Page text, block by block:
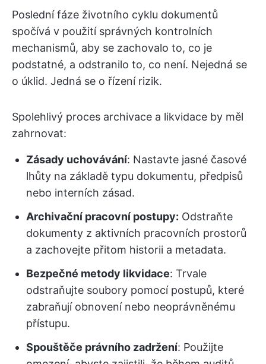
Poslední fáze životního cyklu dokumentů
spočívá v použití správných kontrolních
mechanismů, aby se zachovalo to, co je
podstatné, a odstranilo to, co není. Nejedná se
o úklid. Jedná se o řízení rizik.
Spolehlivý proces archivace a likvidace by měl
zahrnovat:
Zásady uchovávání: Nastavte jasné časové
lhůty na základě typu dokumentu, předpisů
nebo interních zásad.
Archivační pracovní postupy: Odstraňte
dokumenty z aktivních pracovních prostorů
a zachovejte přitom historii a metadata.
Bezpečné metody likvidace: Trvale
odstraňujte soubory pomocí postupů, které
zabraňují obnovení nebo neoprávněnému
přístupu.
Spouštěče právního zadržení: Použijte